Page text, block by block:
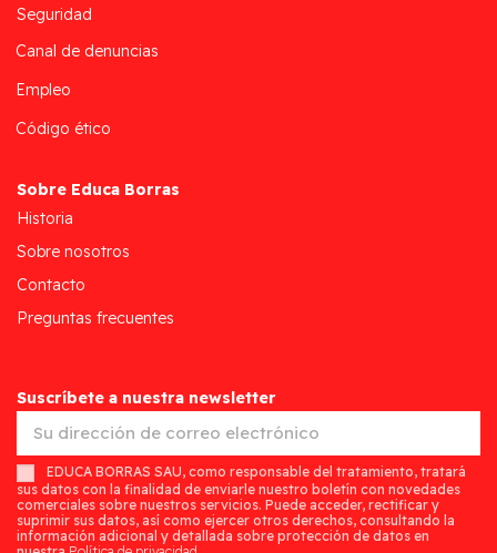
Seguridad
Canal de denuncias
Empleo
Código ético
Sobre Educa Borras
Historia
Sobre nosotros
Contacto
Preguntas frecuentes
Suscríbete a nuestra newsletter
EDUCA BORRAS SAU, como responsable del tratamiento, tratará
sus datos con la finalidad de enviarle nuestro boletín con novedades
comerciales sobre nuestros servicios. Puede acceder, rectificar y
suprimir sus datos, así como ejercer otros derechos, consultando la
información adicional y detallada sobre protección de datos en